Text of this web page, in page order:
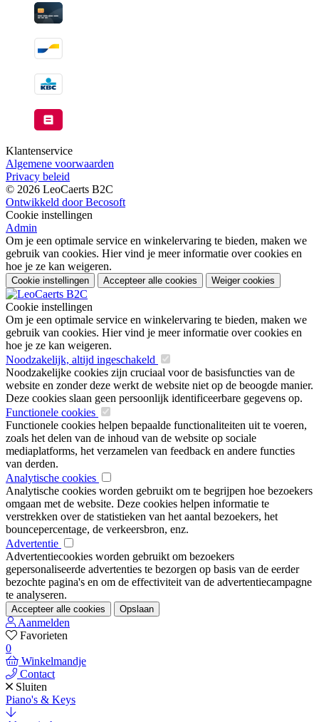
Klantenservice
Algemene voorwaarden
Privacy beleid
© 2026 LeoCaerts B2C
Ontwikkeld door Becosoft
Cookie instellingen
Admin
Om je een optimale service en winkelervaring te bieden, maken we
gebruik van cookies. Hier vind je meer informatie over cookies en
hoe je ze kan weigeren.
Cookie instellingen Accepteer alle cookies Weiger cookies
Cookie instellingen
Om je een optimale service en winkelervaring te bieden, maken we
gebruik van cookies. Hier vind je meer informatie over cookies en
hoe je ze kan weigeren.
Noodzakelijk, altijd ingeschakeld
Noodzakelijke cookies zijn cruciaal voor de basisfuncties van de
website en zonder deze werkt de website niet op de beoogde manier.
Deze cookies slaan geen persoonlijk identificeerbare gegevens op.
Functionele cookies
Functionele cookies helpen bepaalde functionaliteiten uit te voeren,
zoals het delen van de inhoud van de website op sociale
mediaplatforms, het verzamelen van feedback en andere functies
van derden.
Analytische cookies
Analytische cookies worden gebruikt om te begrijpen hoe bezoekers
omgaan met de website. Deze cookies helpen informatie te
verstrekken over de statistieken van het aantal bezoekers, het
bouncepercentage, de verkeersbron, enz.
Advertentie
Advertentiecookies worden gebruikt om bezoekers
gepersonaliseerde advertenties te bezorgen op basis van de eerder
bezochte pagina's en om de effectiviteit van de advertentiecampagne
te analyseren.
Accepteer alle cookies Opslaan
Aanmelden
Favorieten
0
Winkelmandje
Contact
Sluiten
Piano's & Keys